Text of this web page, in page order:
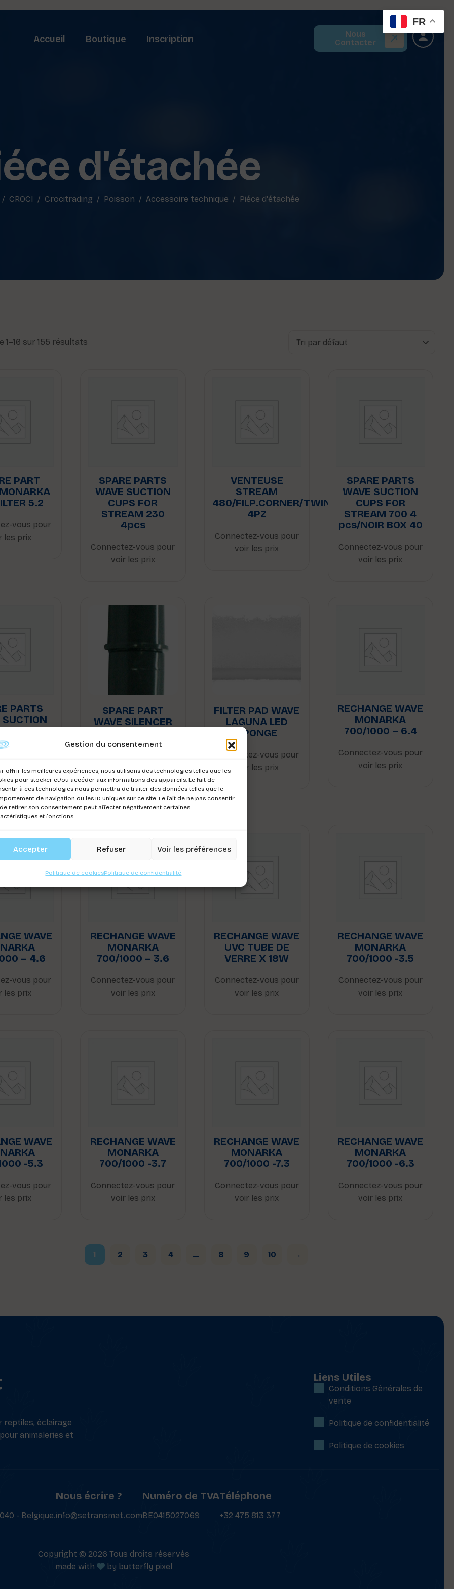
Gestion du consentement
offrir les meilleures expériences, nous utilisons des technologies telles que les
pour stocker et/ou accéder aux informations des appareils. Le fait de
à ces technologies nous permettra de traiter des données telles que le
de navigation ou les ID uniques sur ce site. Le fait de ne pas consentir
retirer son consentement peut affecter négativement certaines
et fonctions.
Accepter Refuser Voir les préférences
Politique de cookiesPolitique de confidentialité
Accueil Boutique Inscription
Nous
Contacter
d'étachée
CROCI Crocitrading Poisson Accessoire technique Piéce d'étachée
1–16 sur 155 résultats
PART
5.2
vous pour
les prix
SPARE PARTS
WAVE SUCTION
CUPS FOR
STREAM 230
4pcs
Connectez-vous pour
voir les prix
VENTEUSE
STREAM
480/FILP.CORNER/TWIN
4PZ
Connectez-vous pour
voir les prix
SPARE PARTS
WAVE SUCTION
CUPS FOR
STREAM 700 4
pcs/NOIR BOX 40
Connectez-vous pour
voir les prix
PARTS
SUCTION
FOR
1300
vous pour
les prix
SPARE PART
WAVE SILENCER
SKIMMER
voir les prix
FILTER PAD WAVE
LAGUNA LED
EPONGE
Connectez-vous pour
voir les prix
RECHANGE WAVE
MONARKA
700/1000 – 6.4
Connectez-vous pour
voir les prix
WAVE
– 4.6
vous pour
les prix
RECHANGE WAVE
MONARKA
700/1000 – 3.6
Connectez-vous pour
voir les prix
RECHANGE WAVE
UVC TUBE DE
VERRE X 18W
Connectez-vous pour
voir les prix
RECHANGE WAVE
MONARKA
700/1000 -3.5
Connectez-vous pour
voir les prix
WAVE
-5.3
vous pour
les prix
RECHANGE WAVE
MONARKA
700/1000 -3.7
Connectez-vous pour
voir les prix
RECHANGE WAVE
MONARKA
700/1000 -7.3
Connectez-vous pour
voir les prix
RECHANGE WAVE
MONARKA
700/1000 -6.3
Connectez-vous pour
voir les prix
1 2 3 4 … 8 9 10 →
éclairage
animaleries et
Liens Utiles
Conditions Générales de
vente
Politique de confidentialité
Politique de cookies
- Belgique.
Nous écrire ?
info@setransmat.com
Numéro de TVA
BE0415027069
Téléphone
+32 475 813 377
Copyright © 2026 Tous droits réservés
made with
by butterfly pixel
FR